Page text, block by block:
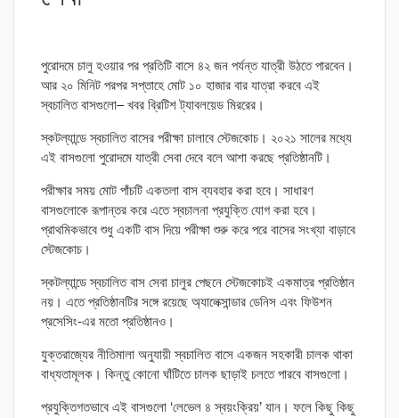
পুরোদমে চালু হওয়ার পর প্রতিটি বাসে ৪২ জন পর্যন্ত যাত্রী উঠতে পারবেন।
আর ২০ মিনিট পরপর সপ্তাহে মোট ১০ হাজার বার যাত্রা করবে এই
স্বচালিত বাসগুলো– খবর ব্রিটিশ ট্যাবলয়েড মিররের।
স্কটল্যান্ডে স্বচালিত বাসের পরীক্ষা চালাবে স্টেজকোচ। ২০২১ সালের মধ্যে
এই বাসগুলো পুরোদমে যাত্রী সেবা দেবে বলে আশা করছে প্রতিষ্ঠানটি।
পরীক্ষার সময় মোট পাঁচটি একতলা বাস ব্যবহার করা হবে। সাধারণ
বাসগুলোকে রূপান্তর করে এতে স্বচালনা প্রযুক্তি যোগ করা হবে।
প্রাথমিকভাবে শুধু একটি বাস দিয়ে পরীক্ষা শুরু করে পরে বাসের সংখ্যা বাড়াবে
স্টেজকোচ।
স্কটল্যান্ডে স্বচালিত বাস সেবা চালুর পেছনে স্টেজকোচই একমাত্র প্রতিষ্ঠান
নয়। এতে প্রতিষ্ঠানটির সঙ্গে রয়েছে অ্যালেক্সান্ডার ডেনিস এবং ফিউশন
প্রসেসিং-এর মতো প্রতিষ্ঠানও।
যুক্তরাজ্যের নীতিমালা অনুযায়ী স্বচালিত বাসে একজন সহকারী চালক থাকা
বাধ্যতামূলক। কিন্তু কোনো ঘাঁটিতে চালক ছাড়াই চলতে পারবে বাসগুলো।
প্রযুক্তিগতভাবে এই বাসগুলো ‘লেভেল ৪ স্বয়ংক্রিয়’ যান। ফলে কিছু কিছু